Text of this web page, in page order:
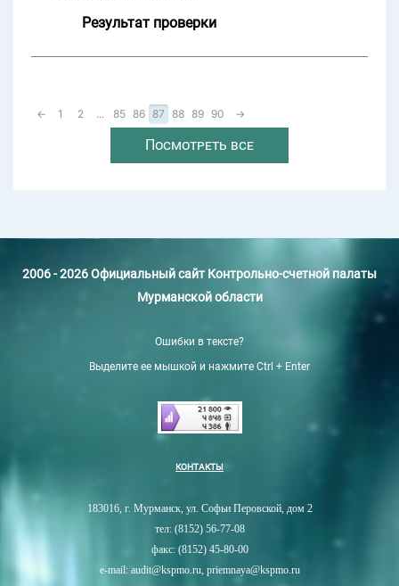
Результат проверки
← 1 2 ... 85 86 87 88 89 90 →
Посмотреть все
2006 - 2026 Официальный сайт Контрольно-счетной палаты
Мурманской области
Ошибки в тексте?
Выделите ее мышкой и нажмите Ctrl + Enter
КОНТАКТЫ
183016, г. Мурманск, ул. Софьи Перовской, дом 2
тел: (8152) 56-77-08
факс: (8152) 45-80-00
e-mail: audit@kspmo.ru, priemnaya@kspmo.ru